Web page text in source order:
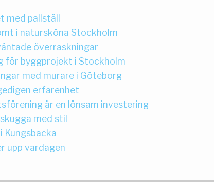
med pallställ
i natursköna Stockholm
överraskningar
för byggprojekt i Stockholm
med murare i Göteborg
erfarenhet
är en lönsam investering
med stil
Kungsbacka
upp vardagen